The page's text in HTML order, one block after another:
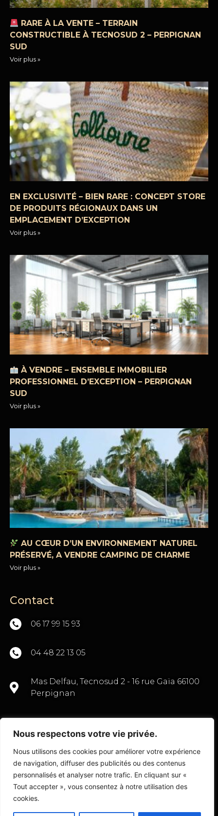
Nous respectons votre vie privée.
Nous utilisons des cookies pour améliorer votre expérience
de navigation, diffuser des publicités ou des contenus
personnalisés et analyser notre trafic. En cliquant sur «
Tout accepter », vous consentez à notre utilisation des
cookies.
RARE À LA VENTE – TERRAIN
CONSTRUCTIBLE À TECNOSUD 2 – PERPIGNAN
SUD
Voir plus »
EN EXCLUSIVITÉ – BIEN RARE : CONCEPT STORE
DE PRODUITS RÉGIONAUX DANS UN
EMPLACEMENT D’EXCEPTION
Voir plus »
À VENDRE – ENSEMBLE IMMOBILIER
PROFESSIONNEL D’EXCEPTION – PERPIGNAN
SUD
Voir plus »
AU CŒUR D’UN ENVIRONNEMENT NATUREL
PRÉSERVÉ, A VENDRE CAMPING DE CHARME
Voir plus »
Contact
06 17 99 15 93
04 48 22 13 05
Mas Delfau, Tecnosud 2 - 16 rue Gaïa 66100
Perpignan
CONTACTEZ-NOUS
© Copyright 2022 Transactions Commerce 66